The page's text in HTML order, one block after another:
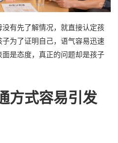
有先了解情况，就直接认定孩
为了证明自己，语气容易迅速
是态度，真正的问题却是孩子
方式容易引发